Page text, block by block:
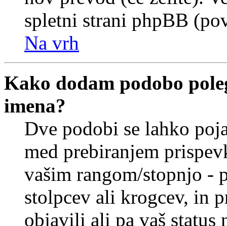
spletni strani phpBB
Na vrh
Kako dodam podobo
imena?
Dve podobi se lahko
med prebiranjem
vašim rangom/stopnjo -
stolpcev ali krogcev, in
objavili ali pa vaš status